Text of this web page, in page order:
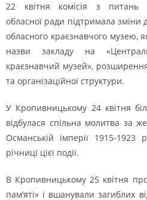
22 квітня комісія з питань
обласної ради підтримала зміни
обласного краєзнавчого музею,
назви закладу на
краєзнавчий музей»,
та організаційної структури.
У Кропивницькому 24 квітня
відбулася спільна молитва за
Османській імперії 1915-1923
річниці цієї події.
В Кропивницькому 25 квітня
пам’яті» і вшанували загиблих